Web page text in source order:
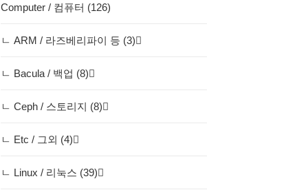
Computer / 컴퓨터 (126)
ㄴ ARM / 라즈베리파이 등 (3)
ㄴ Bacula / 백업 (8)
ㄴ Ceph / 스토리지 (8)
ㄴ Etc / 그외 (4)
ㄴ Linux / 리눅스 (39)